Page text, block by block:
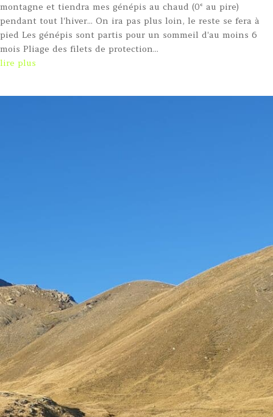
montagne et tiendra mes génépis au chaud (0° au pire)
pendant tout l'hiver... On ira pas plus loin, le reste se fera à
pied Les génépis sont partis pour un sommeil d'au moins 6
mois Pliage des filets de protection...
lire plus